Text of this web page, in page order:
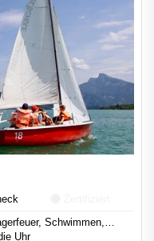
Schwimmen,…
Uhr